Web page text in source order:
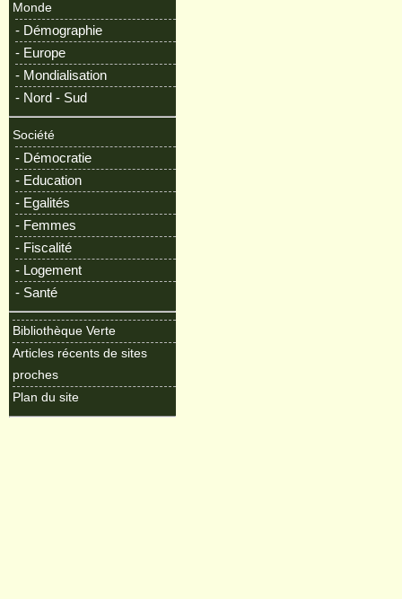
Monde
- Démographie
- Europe
- Mondialisation
- Nord - Sud
Société
- Démocratie
- Education
- Egalités
- Femmes
- Fiscalité
- Logement
- Santé
Bibliothèque Verte
Articles récents de sites
proches
Plan du site